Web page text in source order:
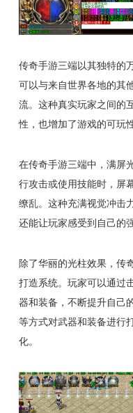
传奇手游三端以其独特的
可以与来自世界各地的其
流。这种真实玩家之间的
性，也增加了游戏的可玩性
在传奇手游三端中，满屏
行攻击或使用技能时，屏
缭乱。这种充满视觉冲击
还能让玩家感受到自己的
除了华丽的光柱效果，传
打造系统。玩家可以通过
器和装备，不断提升自己
等方式对武器和装备进行
化。